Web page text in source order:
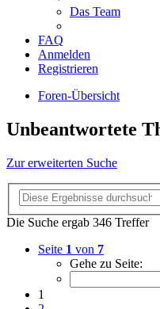
Das Team
FAQ
Anmelden
Registrieren
Foren-Übersicht
Unbeantwortete
Zur erweiterten Suche
Die Suche ergab 346 Treffer
Seite 1 von 7
Gehe zu Seite:
1